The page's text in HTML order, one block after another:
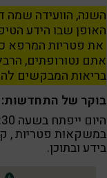
השנה, הוועידה שמה
האופן שבו הידע
את פטריות המרפא
אתם נטורופתים,
בריאות המבקשים
בוקר של התחדשות:
במשקאות פטריות ,
בידע ובתוכן.